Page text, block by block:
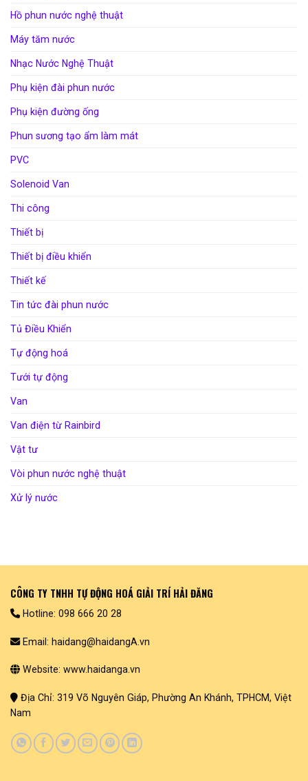
Hồ phun nước nghệ thuật
Máy tăm nước
Nhạc Nước Nghệ Thuật
Phụ kiện đài phun nước
Phụ kiện đường ống
Phun sương tạo ẩm làm mát
PVC
Solenoid Van
Thi công
Thiết bị
Thiết bị điều khiển
Thiết kế
Tin tức đài phun nước
Tủ Điều Khiển
Tự động hoá
Tưới tự động
Van
Van điện từ Rainbird
Vật tư
Vòi phun nước nghệ thuật
Xử lý nước
CÔNG TY TNHH TỰ ĐỘNG HOÁ GIẢI TRÍ HẢI ĐĂNG
Hotline: 098 666 20 28
Email: haidang@haidangA.vn
Website: www.haidanga.vn
Địa Chỉ: 319 Võ Nguyên Giáp, Phường An Khánh, TPHCM, Việt
Nam